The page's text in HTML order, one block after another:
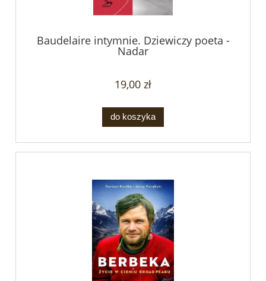
Baudelaire intymnie. Dziewiczy poeta -
Nadar
19,00 zł
do koszyka